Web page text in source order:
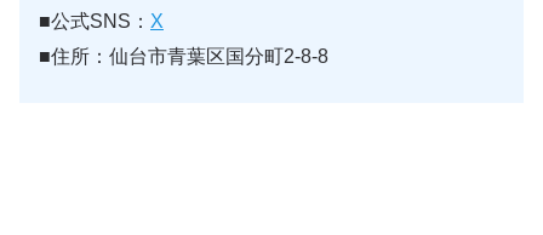
■公式SNS： X
■住所：仙台市青葉区国分町2-8-8